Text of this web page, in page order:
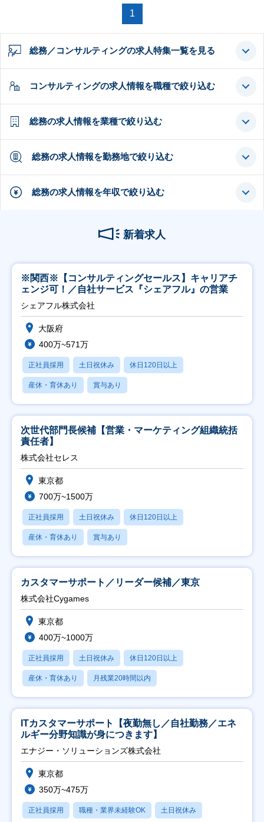
1
総務／コンサルティングの求人特集一覧を見る
コンサルティングの求人情報を職種で絞り込む
総務の求人情報を業種で絞り込む
総務の求人情報を勤務地で絞り込む
総務の求人情報を年収で絞り込む
新着求人
※関西※【コンサルティングセールス】キャリアチ
ェンジ可！／自社サービス『シェアフル』の営業
シェアフル株式会社
大阪府
400万~571万
正社員採用 土日祝休み 休日120日以上
産休・育休あり 賞与あり
次世代部門長候補【営業・マーケティング組織統括
責任者】
株式会社セレス
東京都
700万~1500万
正社員採用 土日祝休み 休日120日以上
産休・育休あり 賞与あり
カスタマーサポート／リーダー候補／東京
株式会社Cygames
東京都
400万~1000万
正社員採用 土日祝休み 休日120日以上
産休・育休あり 月残業20時間以内
ITカスタマーサポート【夜勤無し／自社勤務／エネ
ルギー分野知識が身につきます】
エナジー・ソリューションズ株式会社
東京都
350万~475万
正社員採用 職種・業界未経験OK 土日祝休み